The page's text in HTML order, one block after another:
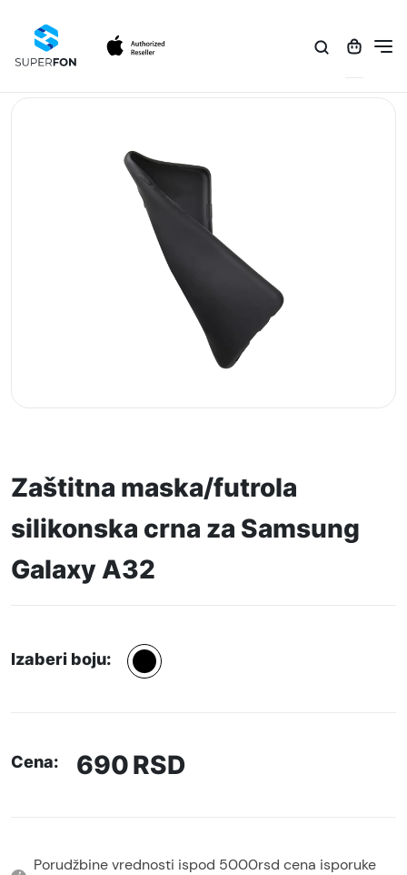
Zaštitna maska/futrola
silikonska crna za Samsung
Galaxy A32
Izaberi boju:
Cena: 690RSD
Porudžbine vrednosti ispod 5000rsd cena isporuke